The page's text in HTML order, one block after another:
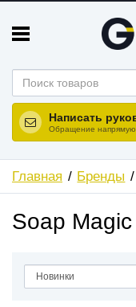
Написать
Обращение напрямую
Главная Бренды
Soap Magic